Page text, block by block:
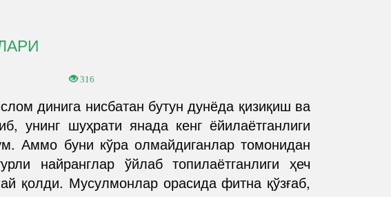
316
динига нисбатан бутун дунёда қизиқиш ва
унинг шуҳрати янада кенг ёйилаётганлиги
Аммо буни кўра олмайдиганлар томонидан
найранглар ўйлаб топилаётганлиги ҳеч
қолди. Мусулмонлар орасида фитна қўзғаб,